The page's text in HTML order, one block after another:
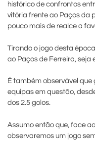
histórico de confrontos
vitória frente ao Paços da
pouco mais de realce a
Tirando o jogo desta
ao Paços de Ferreira, seja
É também observável
equipas em questão,
dos 2.5 golos.
Assumo então que, face
observaremos um jogo